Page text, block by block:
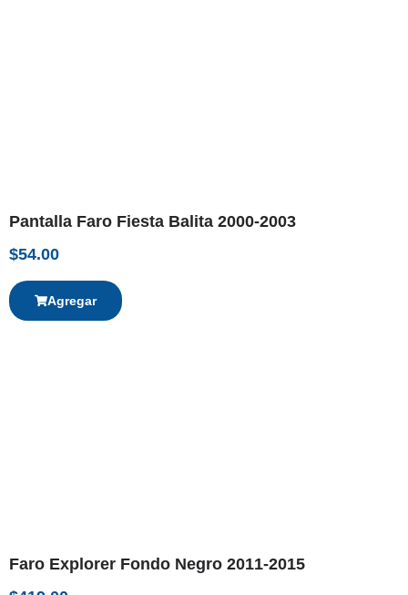
Pantalla Faro Fiesta Balita 2000-2003
$54.00
Agregar
Faro Explorer Fondo Negro 2011-2015